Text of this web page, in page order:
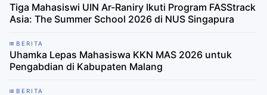
Tiga Mahasiswi UIN Ar-Raniry Ikuti Program FASStrack
Asia: The Summer School 2026 di NUS Singapura
BERITA
Uhamka Lepas Mahasiswa KKN MAS 2026 untuk
Pengabdian di Kabupaten Malang
BERITA